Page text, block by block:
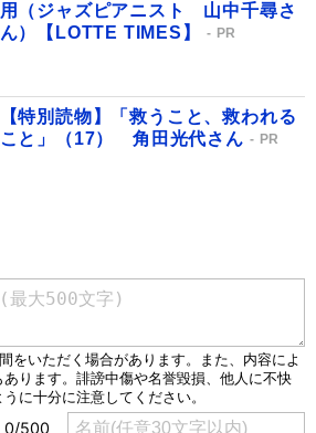
用（ジャズピアニスト 山中千尋さ
ん）【LOTTE TIMES】
PR
【特別読物】「救うこと、救われる
こと」（17） 角田光代さん
PR